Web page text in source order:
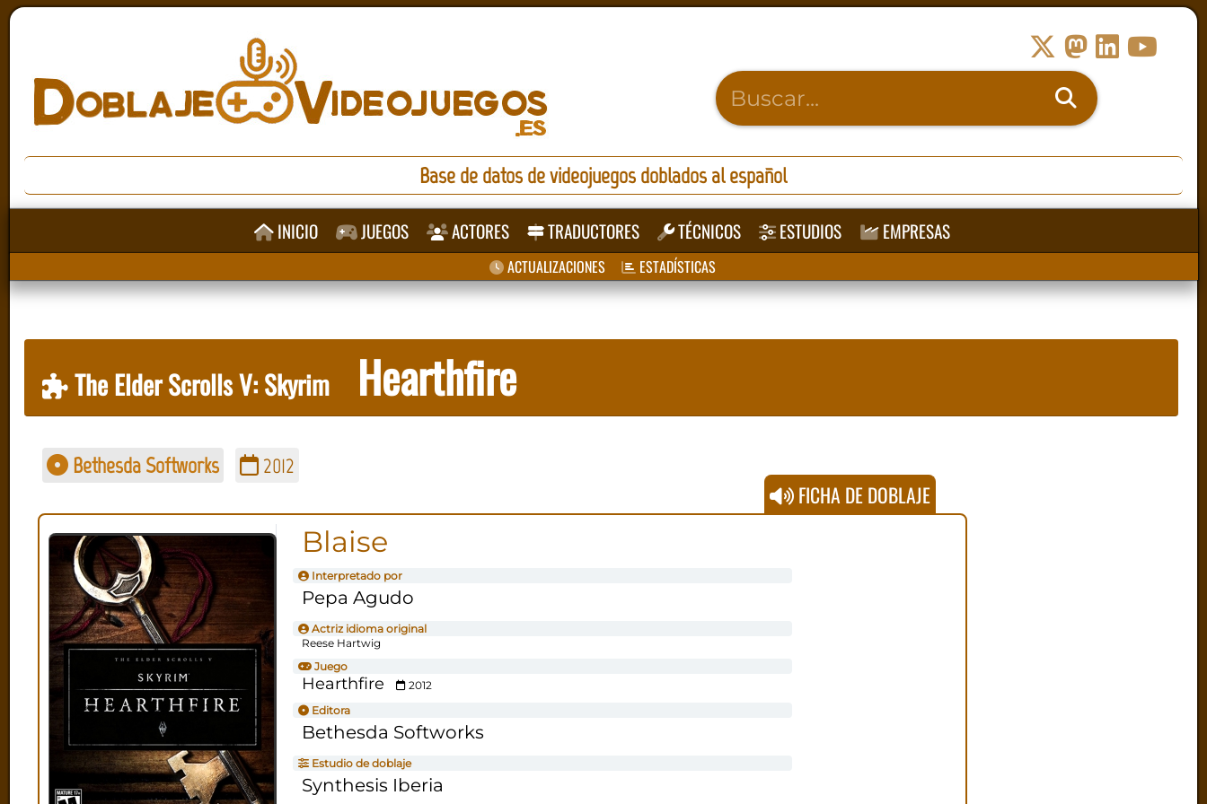
Base de datos de videojuegos doblados al español
INICIO JUEGOS ACTORES TRADUCTORES TÉCNICOS ESTUDIOS EMPRESAS
ACTUALIZACIONES ESTADÍSTICAS
The Elder Scrolls V: Skyrim Hearthfire
Bethesda Softworks 2012
FICHA DE DOBLAJE
Blaise
Interpretado por
Pepa Agudo
Actriz idioma original
Reese Hartwig
Juego
Hearthfire
2012
Editora
Bethesda Softworks
Estudio de doblaje
Synthesis Iberia